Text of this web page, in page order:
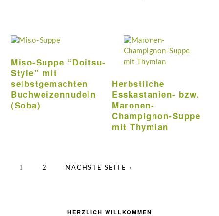
Miso-Suppe “Doitsu-
Style” mit
selbstgemachten
Buchweizennudeln
(Soba)
Herbstliche
Esskastanien- bzw.
Maronen-
Champignon-Suppe
mit Thymian
SEITE
1 SEITE
2 NÄCHSTE SEITE AUFRUFEN
»
HERZLICH WILLKOMMEN